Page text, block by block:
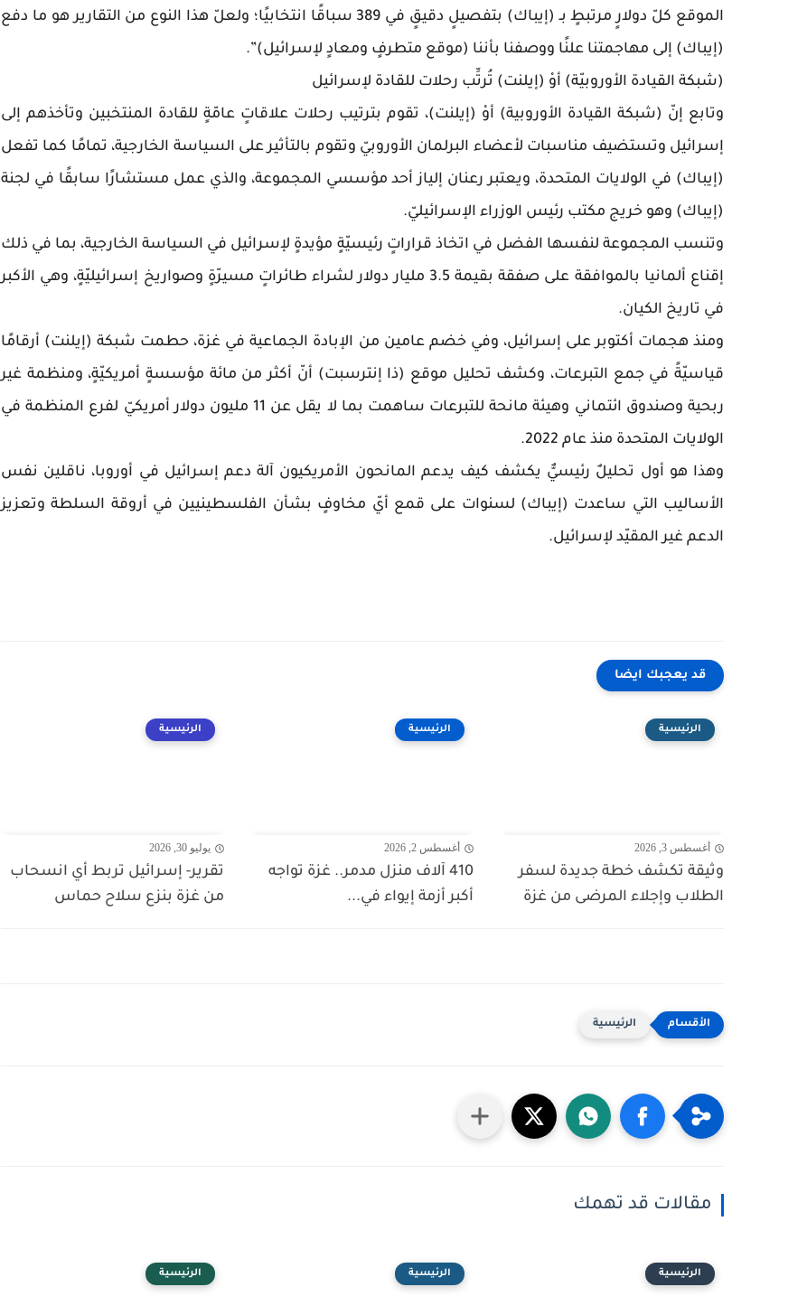
الموقع كلّ دولارٍ مرتبطٍ بـ (إيباك) بتفصيلٍ دقيقٍ في 389 سباقًا انتخابيًا؛ ولعلّ هذا النوع من التقارير هو ما دفع
(إيباك) إلى مهاجمتنا علنًا ووصفنا بأننا (موقع متطرفٍ ومعادٍ لإسرائيل)”.
(شبكة القيادة الأوروبيّة) أوْ (إيلنت) تُرتِّب رحلات للقادة لإسرائيل
وتابع إنّ (شبكة القيادة الأوروبية) أوْ (إيلنت)، تقوم بترتيب رحلات علاقاتٍ عامّةٍ للقادة المنتخبين وتأخذهم إلى
إسرائيل وتستضيف مناسبات لأعضاء البرلمان الأوروبيّ وتقوم بالتأثير على السياسة الخارجية، تمامًا كما تفعل
(إيباك) في الولايات المتحدة، ويعتبر رعنان إلياز أحد مؤسسي المجموعة، والذي عمل مستشارًا سابقًا في لجنة
(إيباك) وهو خريج مكتب رئيس الوزراء الإسرائيليّ.
وتنسب المجموعة لنفسها الفضل في اتخاذ قراراتٍ رئيسيّةٍ مؤيدةٍ لإسرائيل في السياسة الخارجية، بما في ذلك
إقناع ألمانيا بالموافقة على صفقة بقيمة 3.5 مليار دولار لشراء طائراتٍ مسيرّةٍ وصواريخ إسرائيليّةٍ، وهي الأكبر
في تاريخ الكيان.
ومنذ هجمات أكتوبر على إسرائيل، وفي خضم عامين من الإبادة الجماعية في غزة، حطمت شبكة (إيلنت) أرقامًا
قياسيّةً في جمع التبرعات، وكشف تحليل موقع (ذا إنترسبت) أنّ أكثر من مائة مؤسسةٍ أمريكيّةٍ، ومنظمة غير
ربحية وصندوق ائتماني وهيئة مانحة للتبرعات ساهمت بما لا يقل عن 11 مليون دولار أمريكيّ لفرع المنظمة في
الولايات المتحدة منذ عام 2022.
وهذا هو أول تحليلٌ رئيسيٌّ يكشف كيف يدعم المانحون الأمريكيون آلة دعم إسرائيل في أوروبا، ناقلين نفس
الأساليب التي ساعدت (إيباك) لسنوات على قمع أيّ مخاوفٍ بشأن الفلسطينيين في أروقة السلطة وتعزيز
الدعم غير المقيّد لإسرائيل.
قد يعجبك ايضا
الرئيسية
أغسطس 3, 2026
وثيقة تكشف خطة جديدة لسفر
الطلاب وإجلاء المرضى من غزة
الرئيسية
أغسطس 2, 2026
410 آلاف منزل مدمر.. غزة تواجه
أكبر أزمة إيواء في...
الرئيسية
يوليو 30, 2026
تقرير- إسرائيل تربط أي انسحاب
من غزة بنزع سلاح حماس
الرئيسية
مقالات قد تهمك
الرئيسية الرئيسية الرئيسية